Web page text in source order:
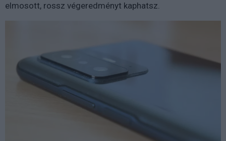
elmosott, rossz végeredményt kaphatsz.